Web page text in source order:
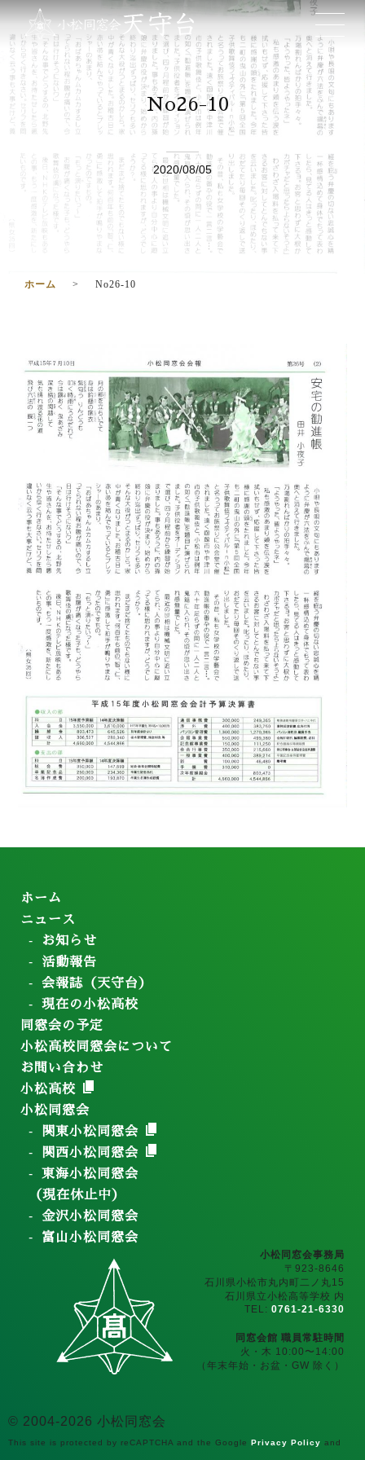
No26-10
2020/08/05
ホーム No26-10
ホーム
ニュース
お知らせ
活動報告
会報誌（天守台）
現在の小松高校
同窓会の予定
小松高校同窓会について
お問い合わせ
小松高校
小松同窓会
関東小松同窓会
関西小松同窓会
東海小松同窓会
（現在休止中）
金沢小松同窓会
富山小松同窓会
小松同窓会事務局
〒923-8646
石川県小松市丸内町二ノ丸15
石川県立小松高等学校 内
TEL: 0761-21-6330
同窓会館 職員常駐時間
火・木 10:00〜14:00
（年末年始・お盆・GW 除く）
© 2004-2026 小松同窓会
This site is protected by reCAPTCHA and the Google Privacy Policy and